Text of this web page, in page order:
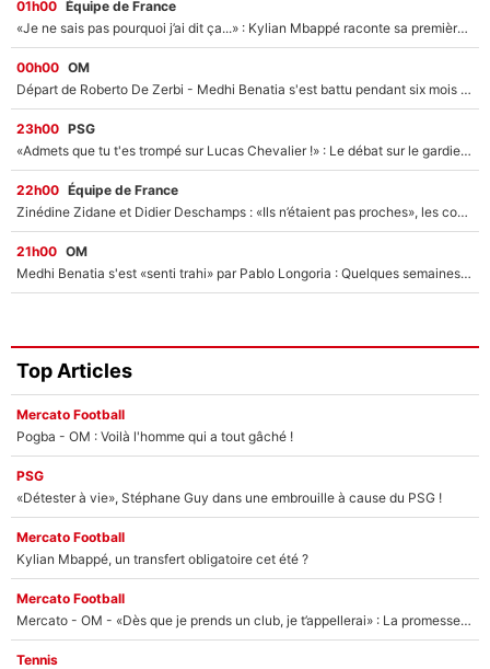
01h00 Équipe de France
«Je ne sais pas pourquoi j’ai dit ça...» : Kylian Mbappé raconte sa première rencontre avec Zinédine Zidane (et c’est très drôle)
00h00 OM
Départ de Roberto De Zerbi - Medhi Benatia s'est battu pendant six mois pour le retenir à l'OM, le PSG a été le naufrage de trop : «Je pars avec toi»
23h00 PSG
«Admets que tu t'es trompé sur Lucas Chevalier !» : Le débat sur le gardien du PSG vire au clash à l'After Foot
22h00 Équipe de France
Zinédine Zidane et Didier Deschamps : «Ils n’étaient pas proches», les confidences d’un membre de l’équipe de France 1998 sur leur relation spéciale
21h00 OM
Medhi Benatia s'est «senti trahi» par Pablo Longoria : Quelques semaines après son départ, l'ancien directeur de football de l'OM règle ses comptes
Top Articles
Mercato Football
Pogba - OM : Voilà l'homme qui a tout gâché !
PSG
«Détester à vie», Stéphane Guy dans une embrouille à cause du PSG !
Mercato Football
Kylian Mbappé, un transfert obligatoire cet été ?
Mercato Football
Mercato - OM - «Dès que je prends un club, je t’appellerai» : La promesse de Marcelino au moment de claquer la porte
Tennis